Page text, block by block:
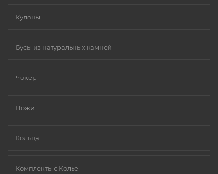
Кулоны
Бусы из натуральных камней
Чокер
Ножи
Кольца
Комплекты с Колье